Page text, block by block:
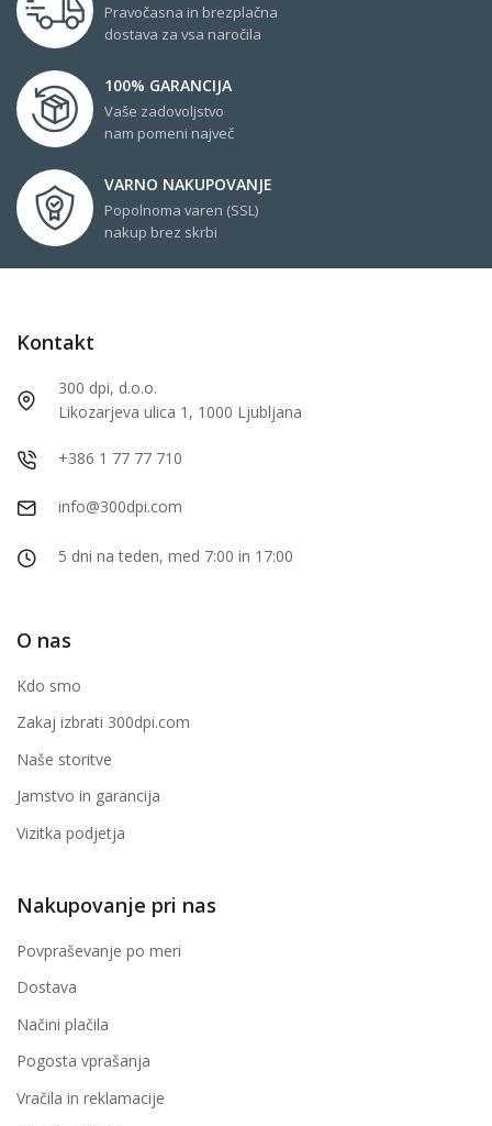
Pravočasna in brezplačna
dostava za vsa naročila
100% GARANCIJA
Vaše zadovoljstvo
nam pomeni največ
VARNO NAKUPOVANJE
Popolnoma varen (SSL)
nakup brez skrbi
Kontakt
300 dpi, d.o.o.
Likozarjeva ulica 1, 1000 Ljubljana
+386 1 77 77 710
info@300dpi.com
5 dni na teden, med 7:00 in 17:00
O nas
Kdo smo
Zakaj izbrati 300dpi.com
Naše storitve
Jamstvo in garancija
Vizitka podjetja
Nakupovanje pri nas
Povpraševanje po meri
Dostava
Načini plačila
Pogosta vprašanja
Vračila in reklamacije